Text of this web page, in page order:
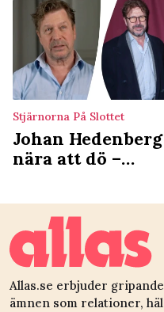
Stjärnorna På Slottet
Johan
nära att dö –
reaktion: ”Fick
fram några ord”
Allas.se erbjuder
ämnen som relationer,